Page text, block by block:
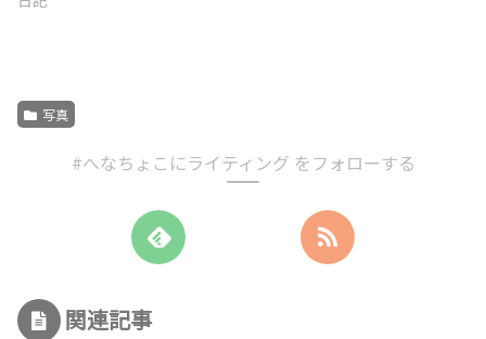
写真
#へなちょこにライティング をフォローする
関連記事